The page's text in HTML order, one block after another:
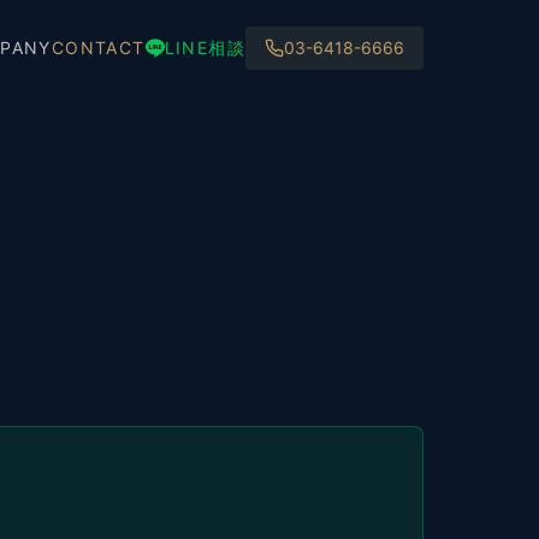
CONTACT LINE相談 03-6418-6666